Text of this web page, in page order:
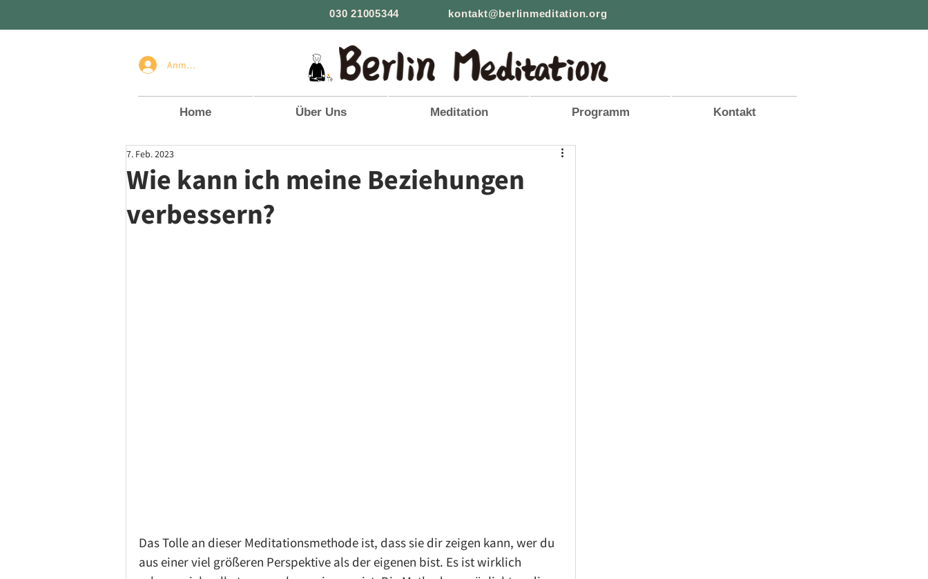
030 21005344 kontakt@berlinmeditation.org
Anmelden
Home Über Uns Meditation Programm Kontakt
Wie kann ich meine Beziehungen
verbessern?
7. Feb. 2023
Das Tolle an dieser Meditationsmethode ist, dass sie dir zeigen kann, wer du
aus einer viel größeren Perspektive als der eigenen bist. Es ist wirklich